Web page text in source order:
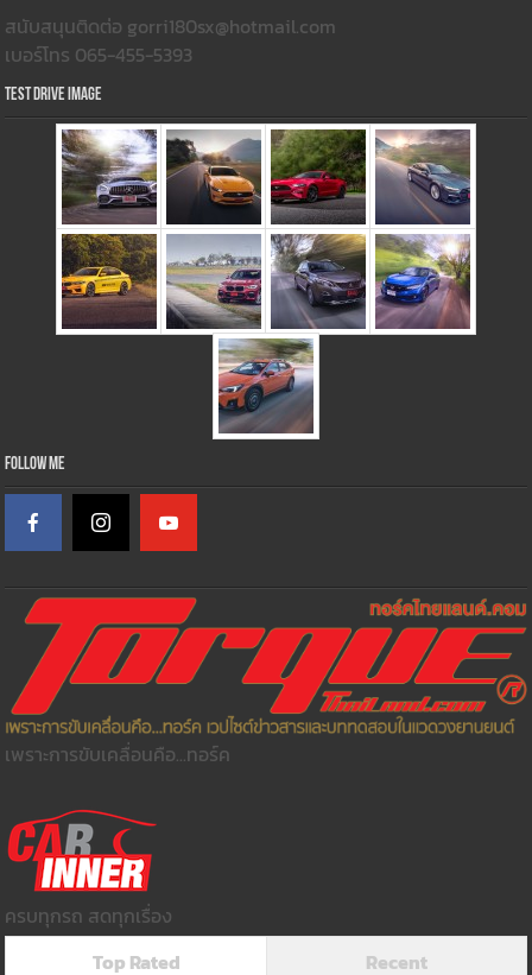
สนับสนุนติดต่อ gorri180sx@hotmail.com
เบอร์โทร 065-455-5393
Test Drive Image
Follow Me
เพราะการขับเคลื่อนคือ...ทอร์ค
ครบทุกรถ สดทุกเรื่อง
Top Rated
Recent